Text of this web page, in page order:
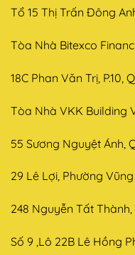
Tổ 15 Thị Trấn Đông
Tòa Nhà Bitexco
18C Phan Văn Trị, P.10,
Tòa Nhà VKK Building
55 Sương Nguyệt Ánh,
29 Lê Lợi, Phường Vũng
248 Nguyễn Tất
Số 9 ,Lô 22B Lê Hồng